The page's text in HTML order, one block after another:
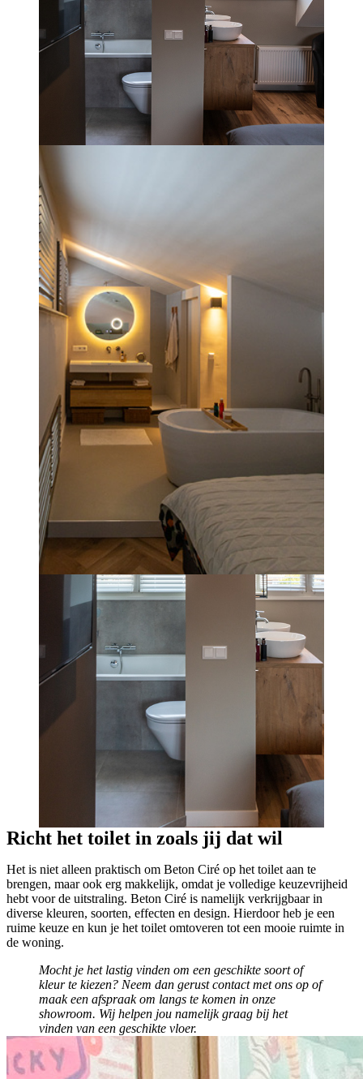
Richt het toilet in zoals jij dat wil
Het is niet alleen praktisch om Beton Ciré op het toilet aan te
brengen, maar ook erg makkelijk, omdat je volledige keuzevrijheid
hebt voor de uitstraling. Beton Ciré is namelijk verkrijgbaar in
diverse kleuren, soorten, effecten en design. Hierdoor heb je een
ruime keuze en kun je het toilet omtoveren tot een mooie ruimte in
de woning.
Mocht je het lastig vinden om een geschikte soort of
kleur te kiezen? Neem dan gerust contact met ons op of
maak een afspraak om langs te komen in onze
showroom. Wij helpen jou namelijk graag bij het
vinden van een geschikte vloer.